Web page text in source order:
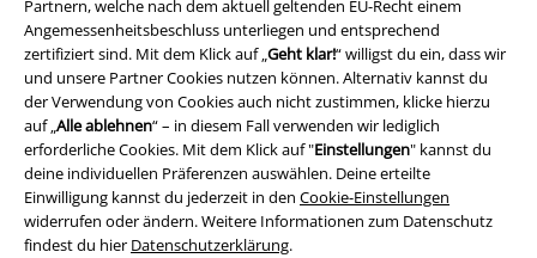
Partnern, welche nach dem aktuell geltenden EU-Recht einem
Angemessenheitsbeschluss unterliegen und entsprechend
zertifiziert sind. Mit dem Klick auf „Geht klar!“ willigst du ein, dass wir
und unsere Partner Cookies nutzen können. Alternativ kannst du
der Verwendung von Cookies auch nicht zustimmen, klicke hierzu
auf „Alle ablehnen“ – in diesem Fall verwenden wir lediglich
erforderliche Cookies. Mit dem Klick auf "Einstellungen" kannst du
deine individuellen Präferenzen auswählen. Deine erteilte
Einwilligung kannst du jederzeit in den Cookie-Einstellungen
widerrufen oder ändern. Weitere Informationen zum Datenschutz
findest du hier Datenschutzerklärung.
Rechtliches
AGB
Impressum
Datenschutz